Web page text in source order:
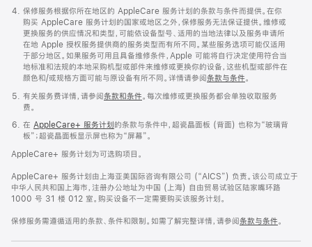
保修服务根据你所在地区的 AppleCare 服务计划的条款与条件而提供。在你
购买 AppleCare 服务计划的国家或地区之外，保修服务无法保证提供。维修或
更换服务的供应情况和类型，可能依设备型号、适用的当地法律以及服务申请所
在地 Apple 授权服务提供商的服务类型而有所不同。某些服务选项可能仅适用
于部分地区。如果服务可用且具备维修条件，Apple 可能将自行决定使用符合当
地标准和法规的本地采购机型或部件来维修或更换你的设备，这些机型或部件在
颜色和/或规格方面可能与原设备有所不同。详情请参阅条款与条件。
有关服务费详情，请参阅条款和条件。每次维修或更换服务都会单独收取服务
费。
在 AppleCare+ 服务计划 的条款与条件中，超瓷晶面板 (背面) 也称为“玻璃背
板”；超瓷晶面板显示屏也称为“屏幕”。
AppleCare+ 服务计划为可选购项目。
AppleCare+ 服务计划由上海亚美国际咨询有限公司 (“AICS”) 负责。该公司成立于
中华人民共和国上海市，注册办公地址为中国 (上海) 自由贸易试验区陆家嘴环路
1000 号 31 楼 012 室。购买设备不一定需要购买该服务计划。
保修服务需遵循适用的条款、条件和限制。如需了解完整详情，请参阅条款与条件。